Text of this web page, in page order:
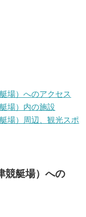
場）へのアクセス
場）内の施設
場）周辺、観光スポ
競艇場）への